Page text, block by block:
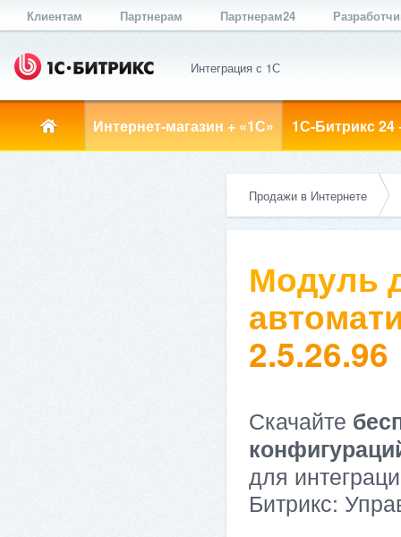
Клиентам Партнерам Партнерам24
Интеграция с 1С
Интернет-магазин + «1С» 1С-Битрикс 24
Продажи в Интернете
Модуль
2.5.26.96
Скачайте
для
Битрикс: